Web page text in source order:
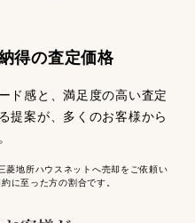
得の査定価格
ド感と、満足度の高い査定
提案が、多くのお客様から
地所ハウスネットへ売却をご依頼い
に至った方の割合です。